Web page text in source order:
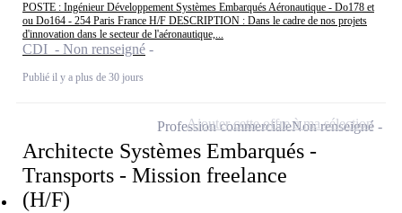
POSTE : Ingénieur Développement Systèmes Embarqués Aéronautique - Do178 et
ou Do164 - 254 Paris France H/F DESCRIPTION : Dans le cadre de nos projets
d'innovation dans le secteur de l'aéronautique,...
CDI - Non renseigné
Publié il y a plus de 30 jours
Architecte Systèmes Embarqués -
Transports - Mission freelance
(H/F)
Profession commercialeNon renseigné
Ajouter cette offre à ma sélection